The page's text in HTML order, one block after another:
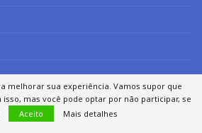
melhorar sua experiência. Vamos supor que
mas você pode optar por não participar, se
Aceito Mais detalhes